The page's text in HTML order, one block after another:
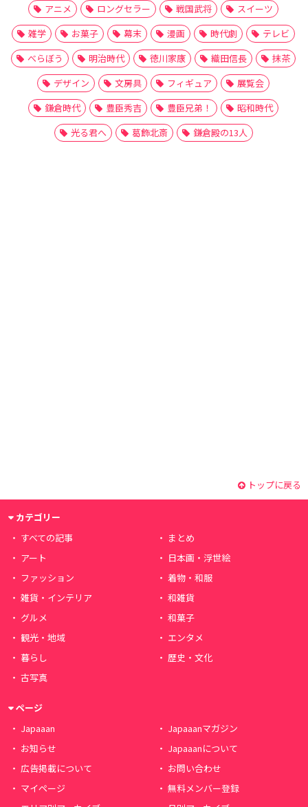
アニメ
ロングセラー 戦国武将
スイーツ
雑学
お菓子 幕末 漫画 時代劇
テレビ
べらぼう
明治時代 徳川家康 織田信長
抹茶
デザイン
文房具 フィギュア
展覧会
鎌倉時代
豊臣秀吉 豊臣兄弟！
昭和時代
光る君へ
葛飾北斎 鎌倉殿の13人
トップに戻る
カテゴリー
すべての記事
まとめ
アート
日本画・浮世絵
ファッション
着物・和服
雑貨・インテリア
和雑貨
グルメ
和菓子
観光・地域
エンタメ
暮らし
歴史・文化
古写真
ページ
Japaaan
Japaaanマガジン
お知らせ
Japaaanについて
広告掲載について
お問い合わせ
マイページ
無料メンバー登録